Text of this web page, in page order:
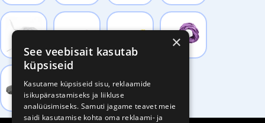
×
See veebisait kasutab
küpsiseid
Kasutame küpsiseid sisu, reklaamide
isikupärastamiseks ja liikluse
analüüsimiseks. Samuti jagame teavet meie
saidi kasutamise kohta oma reklaami- ja